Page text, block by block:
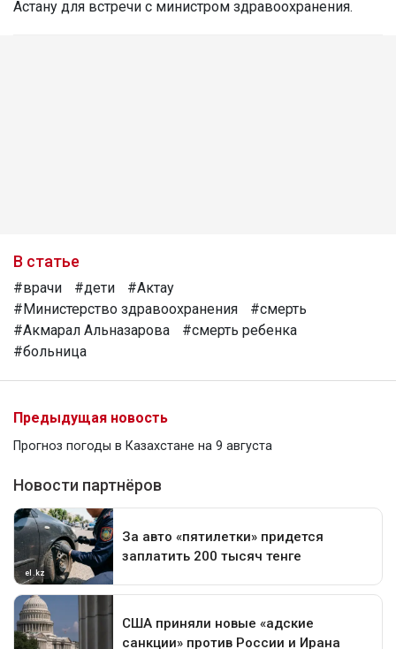
Астану для встречи с министром здравоохранения.
В статье
#врачи #дети
#Актау
#Министерство здравоохранения
#смерть
#Акмарал Альназарова
#смерть ребенка
#больница
Предыдущая новость
Прогноз погоды в Казахстане на 9 августа